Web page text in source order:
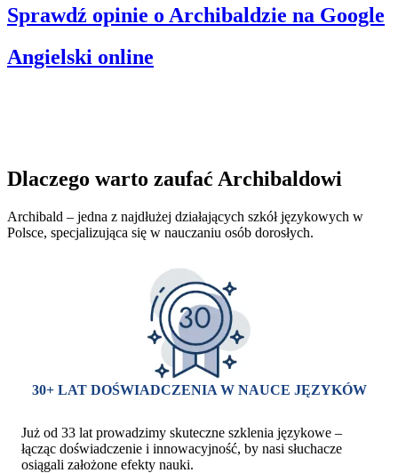
Sprawdź opinie o Archibaldzie na Google
Angielski online
Dlaczego warto zaufać Archibaldowi
Archibald – jedna z najdłużej działających szkół językowych w
Polsce, specjalizująca się w nauczaniu osób dorosłych.
30+ LAT DOŚWIADCZENIA W NAUCE JĘZYKÓW
Już od 33 lat prowadzimy skuteczne szklenia językowe –
łącząc doświadczenie i innowacyjność, by nasi słuchacze
osiągali założone efekty nauki.